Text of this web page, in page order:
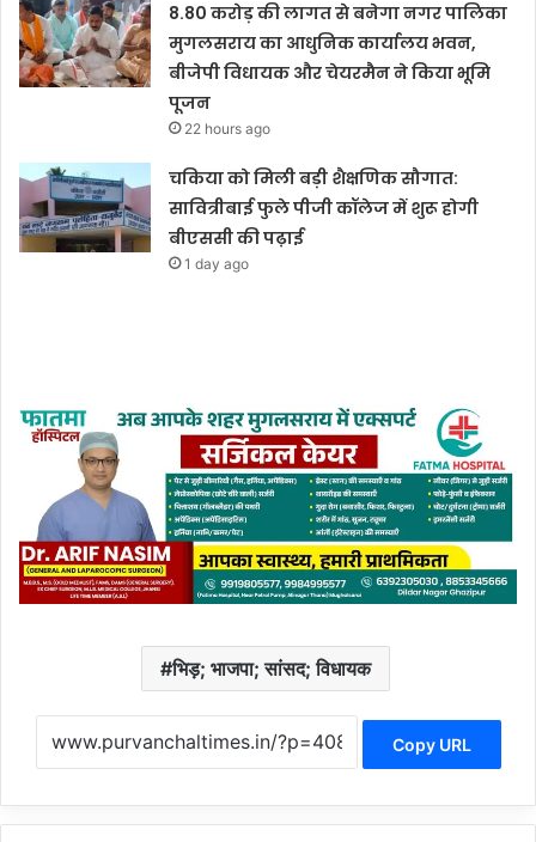
8.80 करोड़ की लागत से बनेगा नगर पालिका
मुगलसराय का आधुनिक कार्यालय भवन,
बीजेपी विधायक और चेयरमैन ने किया भूमि
पूजन
22 hours ago
चकिया को मिली बड़ी शैक्षणिक सौगात:
सावित्रीबाई फुले पीजी कॉलेज में शुरू होगी
बीएससी की पढ़ाई
1 day ago
भिड़; भाजपा; सांसद; विधायक
Copy URL